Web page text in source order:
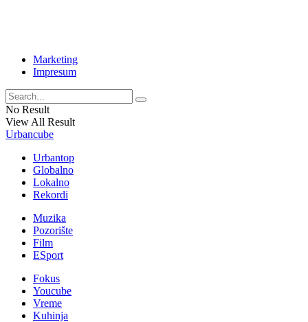
Marketing
Impresum
No Result
View All Result
Urbancube
Urbantop
Globalno
Lokalno
Rekordi
Muzika
Pozorište
Film
ESport
Fokus
Youcube
Vreme
Kuhinja